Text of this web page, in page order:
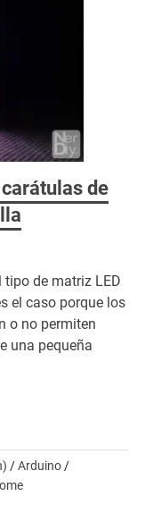
de
de matriz LED
el caso porque los
o no permiten
una pequeña
/Arduino /